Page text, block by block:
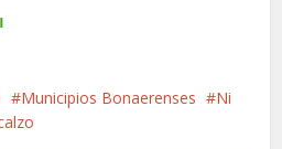
Municipios Bonaerenses
Ni